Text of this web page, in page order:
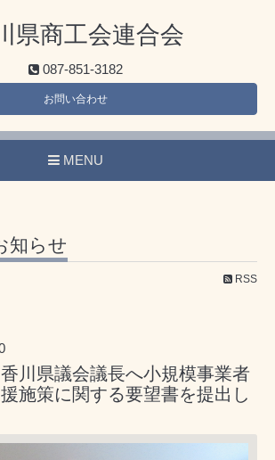
県商工会連合会
087-851-3182
お問い合わせ
MENU
知らせ
RSS
川県議会議長へ小規模事業者
施策に関する要望書を提出し